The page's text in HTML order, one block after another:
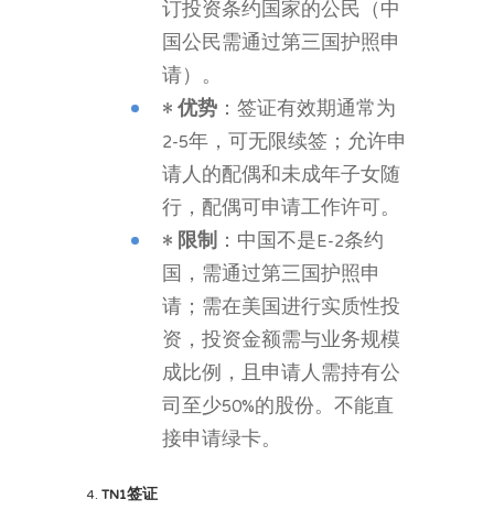
订投资条约国家的公民（中
国公民需通过第三国护照申
请）。
•优势 ：签证有效期通常为
2-5年，可无限续签；允许申
请人的配偶和未成年子女随
行，配偶可申请工作许可。
•限制 ：中国不是E-2条约
国，需通过第三国护照申
请；需在美国进行实质性投
资，投资金额需与业务规模
成比例，且申请人需持有公
司至少50%的股份。不能直
接申请绿卡。
4.TN1签证